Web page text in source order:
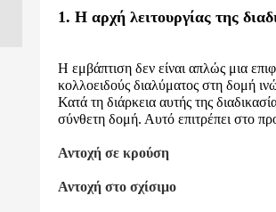
1. Η αρχή λειτουργίας της
Η εμβάπτιση δεν είναι απλώς μια
κολλοειδούς διαλύματος στη δομή
Κατά τη διάρκεια αυτής της
σύνθετη δομή. Αυτό επιτρέπει στο
Αντοχή σε κρούση
Αντοχή στο σχίσιμο